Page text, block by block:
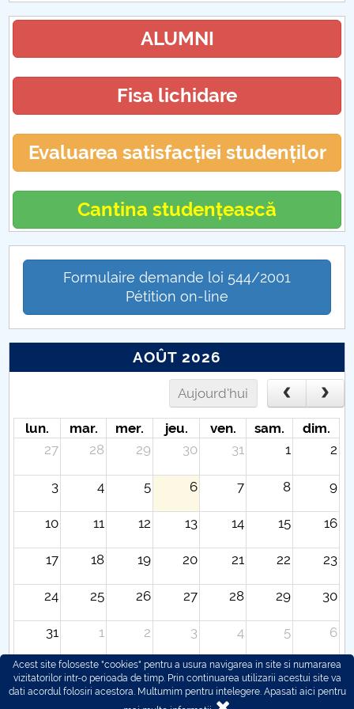
Practică FECC (CUP)
Activități extracuriculare FECC (CUP)
ALUMNI
Fisa lichidare
Evaluarea satisfacției studenților
Cantina studențească
Formulaire demande loi 544/2001
Pétition on-line
AOÛT 2026
Aujourd'hui
lun. mar. mer. jeu. ven. sam.
dim.
27
28 29 30 31 1 2
3 4 5 6 7 8 9
10 11 12 13 14 15 16
17 18 19 20 21 22 23
24 25 26 27 28 29 30
31 1 2 3 4 5 6
Acest site foloseste "cookies" pentru a usura navigarea in site si numararea
vizitatorilor intr-o perioada de timp. Prin continuarea utilizarii acestui site va
dati acordul folosiri acestora. Multumim pentru intelegere. Apasati aici pentru